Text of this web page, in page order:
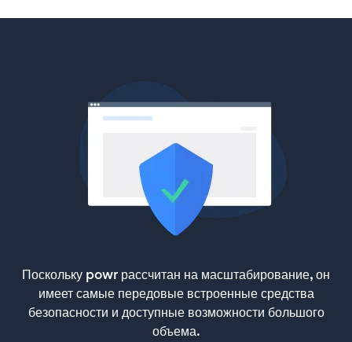
Поскольку powr рассчитан на масштабирование, он
имеет самые передовые встроенные средства
безопасности и доступные возможности большого
объема.